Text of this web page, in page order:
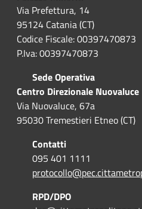
Via Prefettura, 14
95124 Catania (CT)
Codice Fiscale: 00397470873
P.Iva: 00397470873
Sede Operativa
Centro Direzionale Nuovaluce
Via Nuovaluce, 67a
95030 Tremestieri Etneo (CT)
Contatti
095 401 1111
RPD/DPO